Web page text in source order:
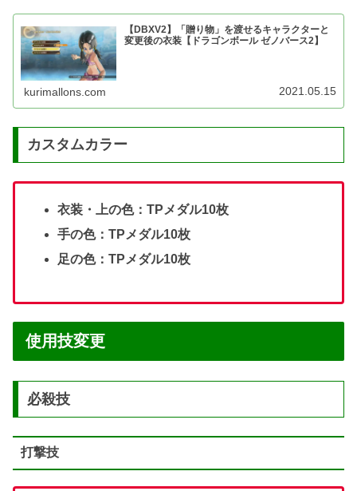
【DBXV2】「贈り物」を渡せるキャラクターと
変更後の衣装【ドラゴンボール ゼノバース2】
kurimallons.com 2021.05.15
カスタムカラー
衣装・上の色：TPメダル10枚
手の色：TPメダル10枚
足の色：TPメダル10枚
使用技変更
必殺技
打撃技